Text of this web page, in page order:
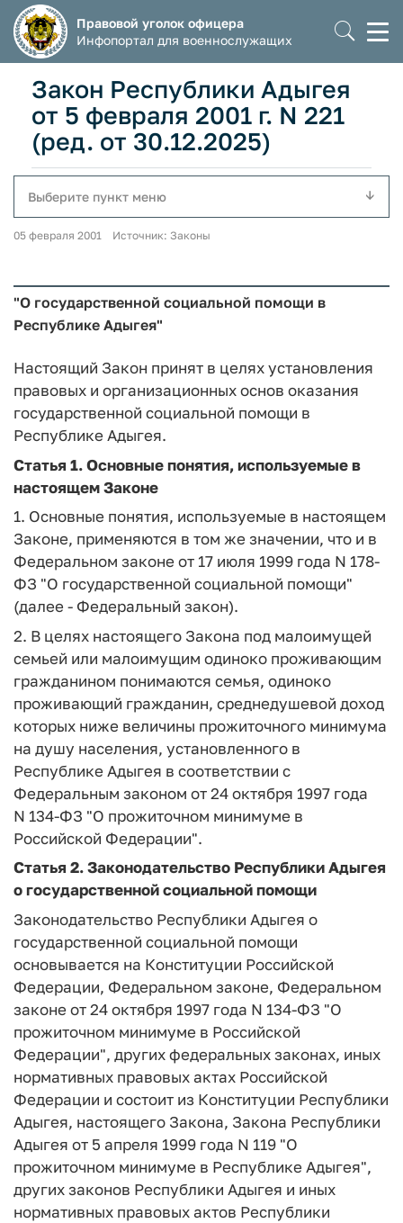
Правовой уголок офицера
Инфопортал для военнослужащих
Закон Республики Адыгея
от 5 февраля 2001 г. N 221
(ред. от 30.12.2025)
Выберите пункт меню
05 февраля 2001 Источник: Законы
"О государственной социальной помощи в
Республике Адыгея"
Настоящий Закон принят в целях установления
правовых и организационных основ оказания
государственной социальной помощи в
Республике Адыгея.
Статья 1.Основные понятия, используемые в
настоящем Законе
1. Основные понятия, используемые в настоящем
Законе, применяются в том же значении, что и в
Федеральном законе от 17 июля 1999 года N 178-
ФЗ "О государственной социальной помощи"
(далее - Федеральный закон).
2. В целях настоящего Закона под малоимущей
семьей или малоимущим одиноко проживающим
гражданином понимаются семья, одиноко
проживающий гражданин, среднедушевой доход
которых ниже величины прожиточного минимума
на душу населения, установленного в
Республике Адыгея в соответствии с
Федеральным законом от 24 октября 1997 года
N 134-ФЗ "О прожиточном минимуме в
Российской Федерации".
Статья 2.Законодательство Республики Адыгея
о государственной социальной помощи
Законодательство Республики Адыгея о
государственной социальной помощи
основывается на Конституции Российской
Федерации, Федеральном законе, Федеральном
законе от 24 октября 1997 года N 134-ФЗ "О
прожиточном минимуме в Российской
Федерации", других федеральных законах, иных
нормативных правовых актах Российской
Федерации и состоит из Конституции Республики
Адыгея, настоящего Закона, Закона Республики
Адыгея от 5 апреля 1999 года N 119 "О
прожиточном минимуме в Республике Адыгея",
других законов Республики Адыгея и иных
нормативных правовых актов Республики